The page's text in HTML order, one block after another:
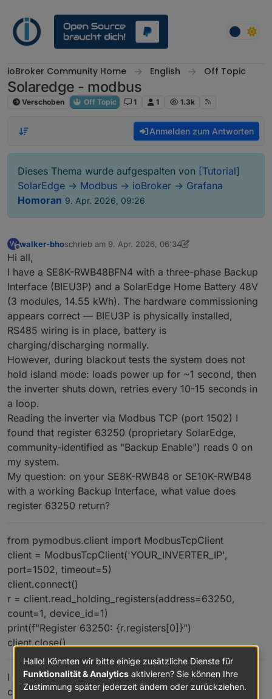
ioBroker Community Home English Off Topic
Solaredge - modbus
Verschoben Off Topic 1 1 1.3k
Anmelden zum Antworten
Dieses Thema wurde aufgespalten von [Tutorial]
SolarEdge -> Modbus -> ioBroker -> Grafana
Homoran 9. Apr. 2026, 09:26
W
Offline
walker-bhoschrieb am 9. Apr. 2026, 06:34
zuletzt editiert von Homoran4. Sept. 2026, 11:27
Hi all,
I have a SE8K-RWB48BFN4 with a three-phase Backup
Interface (BIEU3P) and a SolarEdge Home Battery 48V
(3 modules, 14.55 kWh). The hardware commissioning
appears correct — BIEU3P is physically installed,
RS485 wiring is in place, battery is
charging/discharging normally.
However, during blackout tests the system does not
hold island mode: loads power up for ~1 second, then
the inverter shuts down, retries every 10-15 seconds in
a loop.
Reading the inverter via Modbus TCP (port 1502) I
found that register 63250 (proprietary SolarEdge,
community-identified as "Backup Enable") reads 0 on
my system.
My question: on your SE8K-RWB48 or SE10K-RWB48
with a working Backup Interface, what value does
register 63250 return?
from pymodbus.client import ModbusTcpClient
client = ModbusTcpClient('YOUR_INVERTER_IP',
port=1502, timeout=5)
client.connect()
r = client.read_holding_registers(address=63250,
count=1, device_id=1)
print(f"Register 63250: {r.registers[0]}")
client.close()
I expect the value should be 1 on a correctly
commissioned system, but I would appreciate
Hallo! Könnten wir bitte einige zusätzliche Dienste für
Funktionalität & Analytics aktivieren? Sie können Ihre
Zustimmung später jederzeit ändern oder zurückziehen.